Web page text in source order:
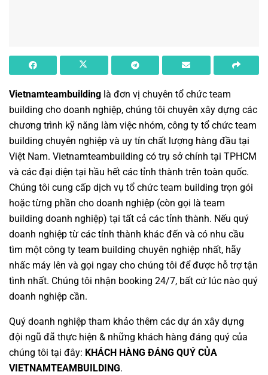
Vietnamteambuilding là đơn vị chuyên tổ chức team
building cho doanh nghiệp, chúng tôi chuyên xây dựng các
chương trình kỹ năng làm việc nhóm, công ty tổ chức team
building chuyên nghiệp và uy tín chất lượng hàng đầu tại
Việt Nam. Vietnamteambuilding có trụ sở chính tại TPHCM
và các đại diện tại hầu hết các tỉnh thành trên toàn quốc.
Chúng tôi cung cấp dịch vụ tổ chức team building trọn gói
hoặc từng phần cho doanh nghiệp (còn gọi là team
building doanh nghiệp) tại tất cả các tỉnh thành. Nếu quý
doanh nghiệp từ các tỉnh thành khác đến và có nhu cầu
tìm một công ty team building chuyên nghiệp nhất, hãy
nhấc máy lên và gọi ngay cho chúng tôi để được hỗ trợ tận
tình nhất. Chúng tôi nhận booking 24/7, bất cứ lúc nào quý
doanh nghiệp cần.
Quý doanh nghiệp tham khảo thêm các dự án xây dựng
đội ngũ đã thực hiện & những khách hàng đáng quý của
chúng tôi tại đây: KHÁCH HÀNG ĐÁNG QUÝ CỦA
VIETNAMTEAMBUILDING.